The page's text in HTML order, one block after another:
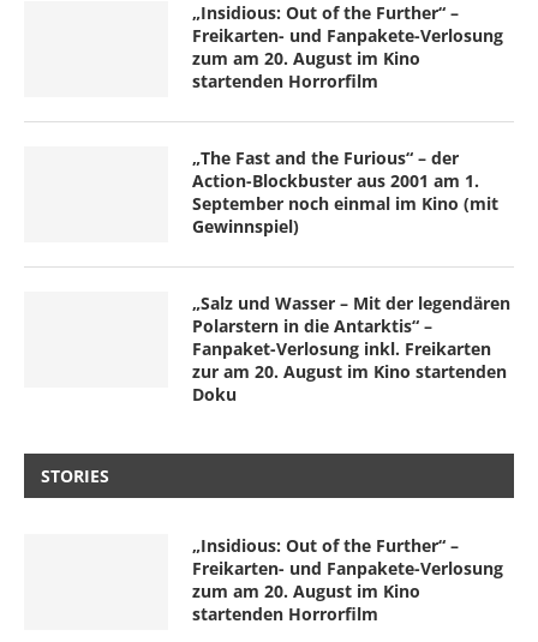
„Insidious: Out of the Further“ –
Freikarten- und Fanpakete-Verlosung
zum am 20. August im Kino
startenden Horrorfilm
„The Fast and the Furious“ – der
Action-Blockbuster aus 2001 am 1.
September noch einmal im Kino (mit
Gewinnspiel)
„Salz und Wasser – Mit der legendären
Polarstern in die Antarktis“ –
Fanpaket-Verlosung inkl. Freikarten
zur am 20. August im Kino startenden
Doku
STORIES
„Insidious: Out of the Further“ –
Freikarten- und Fanpakete-Verlosung
zum am 20. August im Kino
startenden Horrorfilm